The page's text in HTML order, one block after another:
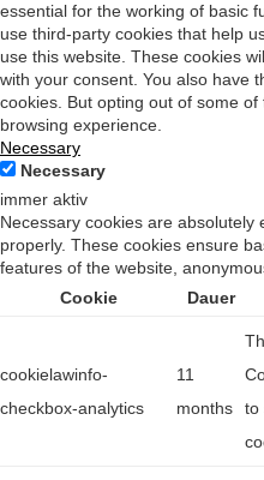
essential for the working of basic
use third-party cookies that help
use this website. These cookies
with your consent. You also have
cookies. But opting out of some
browsing experience.
Necessary
Necessary
immer aktiv
Necessary cookies are absolutely
properly. These cookies ensure
features of the website,
Cookie
Dauer
cookielawinfo-
checkbox-analytics
11
months
to